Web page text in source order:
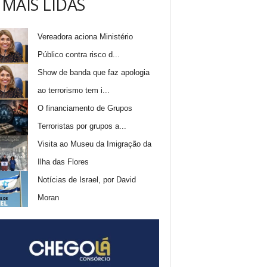
LIDAS
Vereadora aciona Ministério
Público contra risco d...
Show de banda que faz apologia
ao terrorismo tem i...
O financiamento de Grupos
Terroristas por grupos a...
Visita ao Museu da Imigração da
Ilha das Flores
Notícias de Israel, por David
Moran